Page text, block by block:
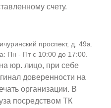
счету.
проспект, д. 49а.
Пн - Пт с 10:00 до 17:00.
юр. лицо, при себе
доверенности на
организации. В
посредством ТК